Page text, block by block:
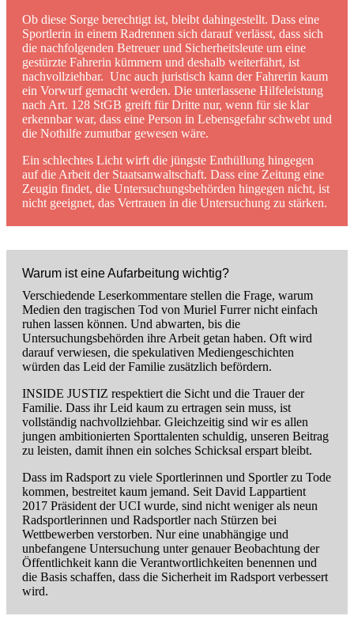
Ob diese Sorge berechtigt ist, bleibt dahingestellt. Dass eine
Sportlerin in einem Radrennen sich darauf verlässt, dass sich
die nachfolgenden Betreuer und Sicherheitsleute um eine
gestürzte Fahrerin kümmern und deshalb weiterfährt, ist
nachvollziehbar. Unc auch juristisch kann der Fahrerin kaum
ein Vorwurf gemacht werden. Die unterlassene Hilfeleistung
nach Art. 128 StGB greift für Dritte nur, wenn für sie klar
erkennbar war, dass eine Person in Lebensgefahr schwebt und
die Nothilfe zumutbar gewesen wäre.
Ein schlechtes Licht wirft die jüngste Enthüllung hingegen
auf die Arbeit der Staatsanwaltschaft. Dass eine Zeitung eine
Zeugin findet, die Untersuchungsbehörden hingegen nicht, ist
nicht geeignet, das Vertrauen in die Untersuchung zu stärken.
Warum ist eine Aufarbeitung wichtig?
Verschiedende Leserkommentare stellen die Frage, warum
Medien den tragischen Tod von Muriel Furrer nicht einfach
ruhen lassen können. Und abwarten, bis die
Untersuchungsbehörden ihre Arbeit getan haben. Oft wird
darauf verwiesen, die spekulativen Mediengeschichten
würden das Leid der Familie zusätzlich befördern.
INSIDE JUSTIZ respektiert die Sicht und die Trauer der
Familie. Dass ihr Leid kaum zu ertragen sein muss, ist
vollständig nachvollziehbar. Gleichzeitig sind wir es allen
jungen ambitionierten Sporttalenten schuldig, unseren Beitrag
zu leisten, damit ihnen ein solches Schicksal erspart bleibt.
Dass im Radsport zu viele Sportlerinnen und Sportler zu Tode
kommen, bestreitet kaum jemand. Seit David Lappartient
2017 Präsident der UCI wurde, sind nicht weniger als neun
Radsportlerinnen und Radsportler nach Stürzen bei
Wettbewerben verstorben. Nur eine unabhängige und
unbefangene Untersuchung unter genauer Beobachtung der
Öffentlichkeit kann die Verantwortlichkeiten benennen und
die Basis schaffen, dass die Sicherheit im Radsport verbessert
wird.